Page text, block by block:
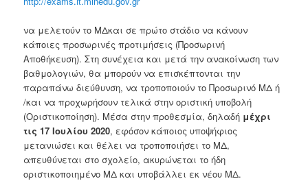
να μελετούν το ΜΔκαι σε πρώτο στάδιο να κάνουν
κάποιες προσωρινές προτιμήσεις (Προσωρινή
Αποθήκευση). Στη συνέχεια και μετά την ανακοίνωση των
βαθμολογιών, θα μπορούν να επισκέπτονται την
παραπάνω διεύθυνση, να τροποποιούν το Προσωρινό ΜΔ ή
/και να προχωρήσουν τελικά στην οριστική υποβολή
(Οριστικοποίηση). Μέσα στην προθεσμία, δηλαδή μέχρι
τις 17 Ιουλίου 2020, εφόσον κάποιος υποψήφιος
μετανιώσει και θέλει να τροποποιήσει το ΜΔ,
απευθύνεται στο σχολείο, ακυρώνεται το ήδη
οριστικοποιημένο ΜΔ και υποβάλλει εκ νέου ΜΔ.